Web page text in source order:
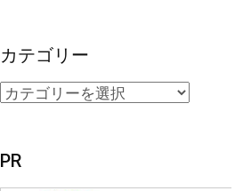
カテゴリー
PR